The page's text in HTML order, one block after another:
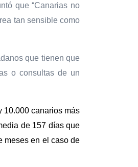
que “Canarias no
tan sensible como
que tienen que
o consultas de un
10.000 canarios más
de 157 días que
meses en el caso de